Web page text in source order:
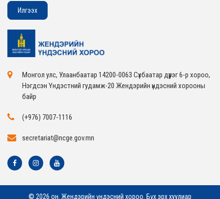
Монгол улс, Улаанбаатар 14200-0063 Сүхбаатар дүүрэг 6-р хороо,
Нэгдсэн Үндэстний гудамж-20 Жендэрийн үндэсний хорооны
байр
(+976) 7007-1116
secretariat@ncge.gov.mn
© 2026 он. Жендэрийн үндэсний хороо. Бүх эрх хуулиар